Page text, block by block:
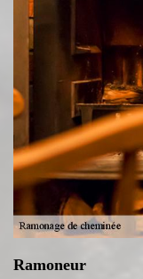
Ramoneur